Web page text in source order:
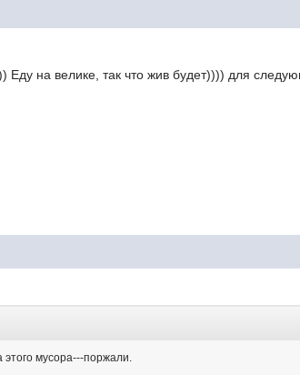
на велике, так что жив будет)))) для
этого мусора---поржали.